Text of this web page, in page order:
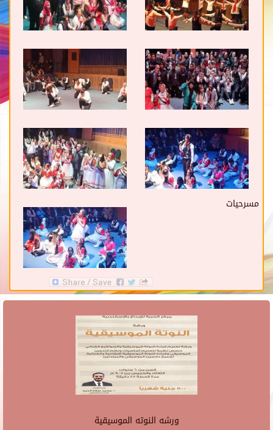
مسرحيات
ورشه النوته الموسيقية